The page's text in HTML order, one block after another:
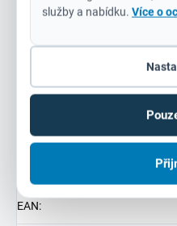
služby a nabídku. Více o
Kategorie:
Záruka:
EAN: